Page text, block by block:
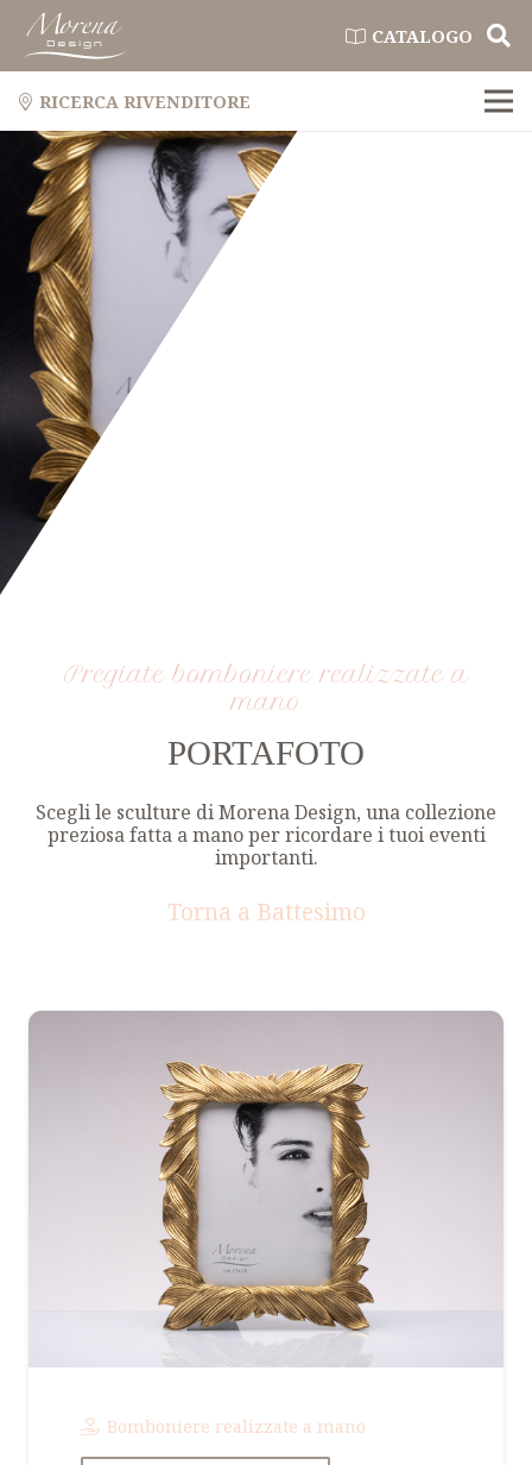
CATALOGO
RICERCA RIVENDITORE
Pregiate bomboniere realizzate a
mano
PORTAFOTO
Scegli le sculture di Morena Design, una collezione
preziosa fatta a mano per ricordare i tuoi eventi
importanti.
Torna a Battesimo
Bomboniere realizzate a mano